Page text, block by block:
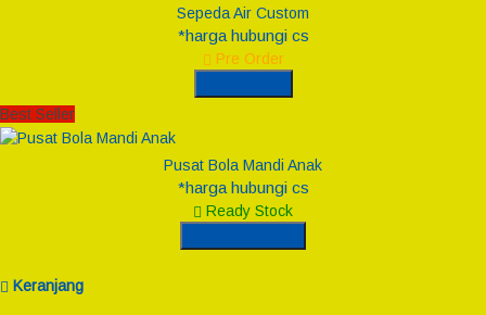
Sepeda Air Custom
*harga hubungi cs
Pre Order
Best Seller
Pusat Bola Mandi Anak
*harga hubungi cs
Ready Stock
Keranjang